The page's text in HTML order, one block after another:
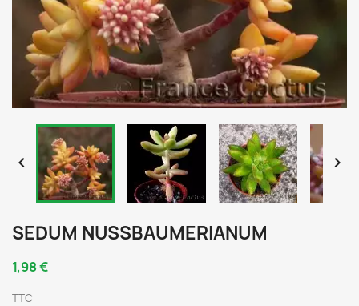
 
SEDUM NUSSBAUMERIANUM
1,98 €
TTC